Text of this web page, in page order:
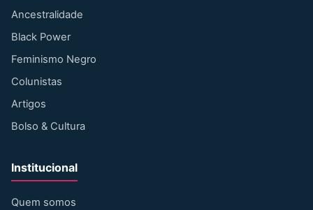
Ancestralidade
Black Power
Feminismo Negro
Colunistas
Artigos
Bolso & Cultura
Institucional
Quem somos